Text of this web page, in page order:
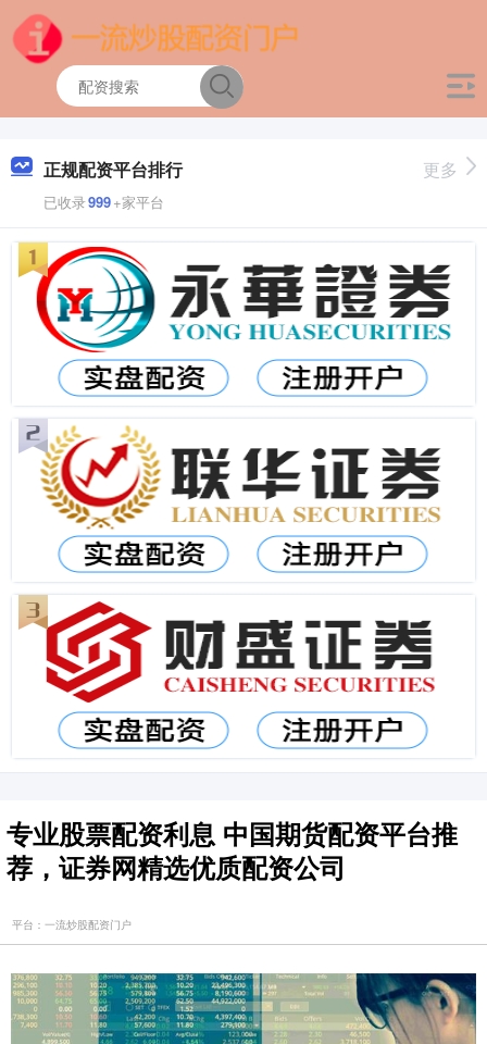
正规配资平台排行
已收录999+家平台
更多
专业股票配资利息 中国期货配资平台推
荐，证券网精选优质配资公司
平台：一流炒股配资门户